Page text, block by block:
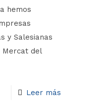
hemos
y Salesianas
Mercat del
Leer más